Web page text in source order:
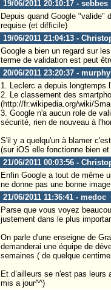
19/06/2011 20:10:17 - sebbes
Depuis quand Google "valide"
requise (et difficile)
19/06/2011 21:04:13 -
Google a bien un regard sur
terme de validation est peut
20/06/2011 23:20:37 - murphy
1. Leclerc a depuis longtemps
2. Le classement des
(http://fr.wikipedia.org/wiki/
3. Google n'a aucun role de
sécurité, rien de nouveau à
S'il y a quelqu'un à blamer
(sur iOS elle fonctionne bien
21/06/2011 00:03:56 -
Enfin Google a tout de même
ne donne pas une bonne
21/06/2011 11:36:41 - medoc
Parse que vous voyez
justement dans le plus
On parle d'une enseigne de
demanderai une équipe de
semaines ( de quelque
Et d’ailleurs se n'est pas
mis a jour^^)